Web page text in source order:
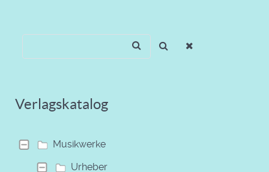
Verlagskatalog
Musikwerke
Urheber